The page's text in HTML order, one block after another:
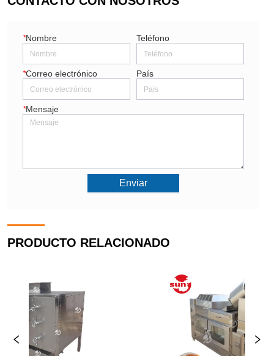
*Nombre Teléfono
*Correo electrónico País
*Mensaje
Enviar
PRODUCTO RELACIONADO